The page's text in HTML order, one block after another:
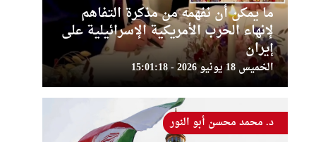
ما يمكن أن نفهمه من مذكرة التفاهم
لإنهاء الحرب الأمريكية الإسرائيلية على
إيران
الخميس 18 يونيو 2026 - 15:01:18
د. محمد محسن أبو النور